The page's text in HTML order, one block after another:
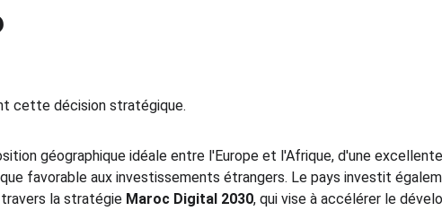
cette décision stratégique.
géographique idéale entre l'Europe et l'Afrique, d'une
favorable aux investissements étrangers. Le pays investit
la stratégie Maroc Digital 2030, qui vise à accélérer le